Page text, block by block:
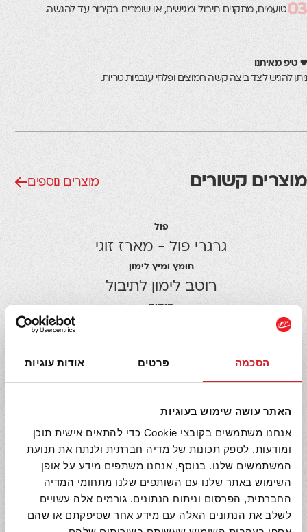
הסכמה פרטים אודות עוגיות
האתר עושה שימוש בעוגיות
אנחנו משתמשים בקובצי Cookie כדי להתאים אישית תוכן
ומודעות, לספק תכונות של מדיה חברתית ולנתח את תנועת
המשתמשים שלנו. בנוסף, אנחנו משתפים מידע על אופן
השימוש באתר שלנו עם השותפים שלנו מתחומי המדיה
החברתית, הפרסום וניתוח הנתונים. גורמים אלה עשויים
לשלב את הנתונים האלה עם מידע אחר שסיפקתם או שהם
03טועמים, מתקנים תיבול ומגישים, או שומרים בקירור עד להגשה.
♥ טיפ מאיתנו
ניתן להגיש לצד ביצה קשה חמוצים ופלחי עגבניות טריות.
מוצרים קשורים מוצרים נוספים
פול
גרגרי פול - מארז זוגי
חומץ ומיץ לימון
רוטב לימון לתיבול
חומוס